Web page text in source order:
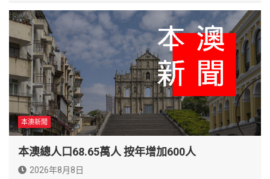
本澳新聞
本澳總人口68.65萬人 按年增加600人
2026年8月8日